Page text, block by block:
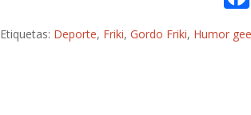
Etiquetas: Deporte, Friki,Gordo Friki, Humor